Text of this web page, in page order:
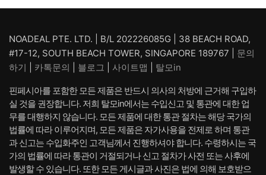
래
격:
₩ 98,000.
재
격:
₩ 87,000.
래
격:
₩ 64,560.
재
격:
₩
NOADEAL PTE. LTD. | B/L 202226085G | 38 BEACH ROAD,
#17-12, SOUTH BEACH TOWER, SINGAPORE 189767 | 문의
하기
카톡문의 블로그 사이트맵 탈모in
핀페시아를 포함한 모든 제품은 반드시 의사의 처방에 근거해 구입하
실 것을 권장합니다. 저희 탈모in에서는 수입신고 및 통관에 대한 업
무를 대행하지 않습니다. 모든 제품에 대한 통관 절차는 해당 국가의
법률에 따라 이루어지며, 모든 제품은 자가사용을 전제로 하며 통관
과 신고는 수입화주인 고객님께서 진행하셔야 합니다. 수령하시는 국
가의 법률에 따라 통관이 거절되거나 신고 절차가 사전 또는 사후에
발생할 수 있습니다. 또한 모든 게시글과 사진은 법에 의해 보호받으